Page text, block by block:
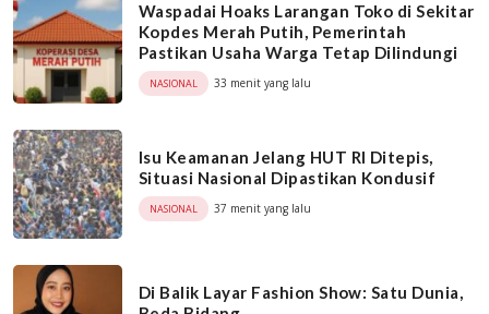
Waspadai Hoaks Larangan Toko di Sekitar
Kopdes Merah Putih, Pemerintah
Pastikan Usaha Warga Tetap Dilindungi
NASIONAL 33 menit yang lalu
Isu Keamanan Jelang HUT RI Ditepis,
Situasi Nasional Dipastikan Kondusif
NASIONAL 37 menit yang lalu
Di Balik Layar Fashion Show: Satu Dunia,